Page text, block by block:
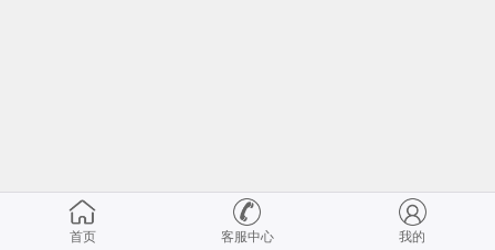
首页 客服中心 我的